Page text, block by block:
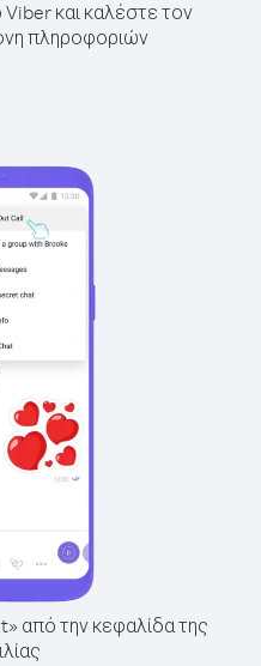
και καλέστε τον
πληροφοριών
από την κεφαλίδα της